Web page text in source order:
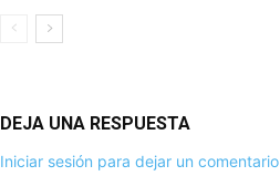
DEJA UNA RESPUESTA
Iniciar sesión para dejar un comentario